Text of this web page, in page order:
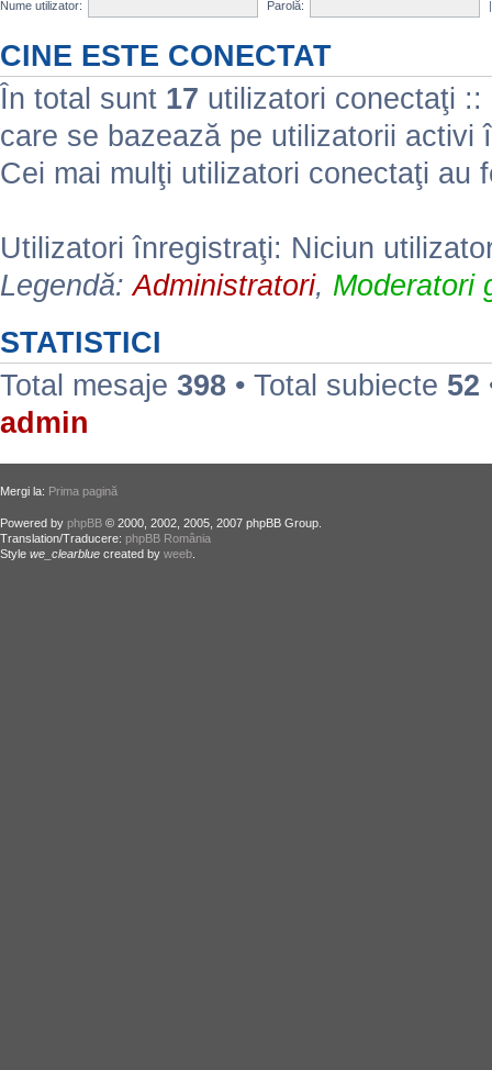
Nume utilizator:
Parolă:
CINE ESTE CONECTAT
În total sunt 17 utilizatori conectaţi
care se bazează pe utilizatorii activi
Cei mai mulţi utilizatori conectaţi au
Utilizatori înregistraţi: Niciun
Legendă:Administratori, Moderatori
STATISTICI
Total mesaje 398 • Total subiecte 52
admin
Mergi la: Prima pagină
Powered by phpBB © 2000, 2002, 2005, 2007 phpBB Group.
Translation/Traducere: phpBB România
Style we_clearblue created by weeb